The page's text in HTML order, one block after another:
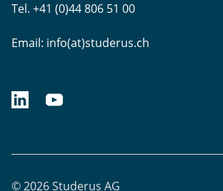
Remote Desktop
Tel. +41 (0)44 806 51 00
Email: info(at)studerus.ch
linkedin.com/studerusag
youtube.com/studerus
© 2026 Studerus AG